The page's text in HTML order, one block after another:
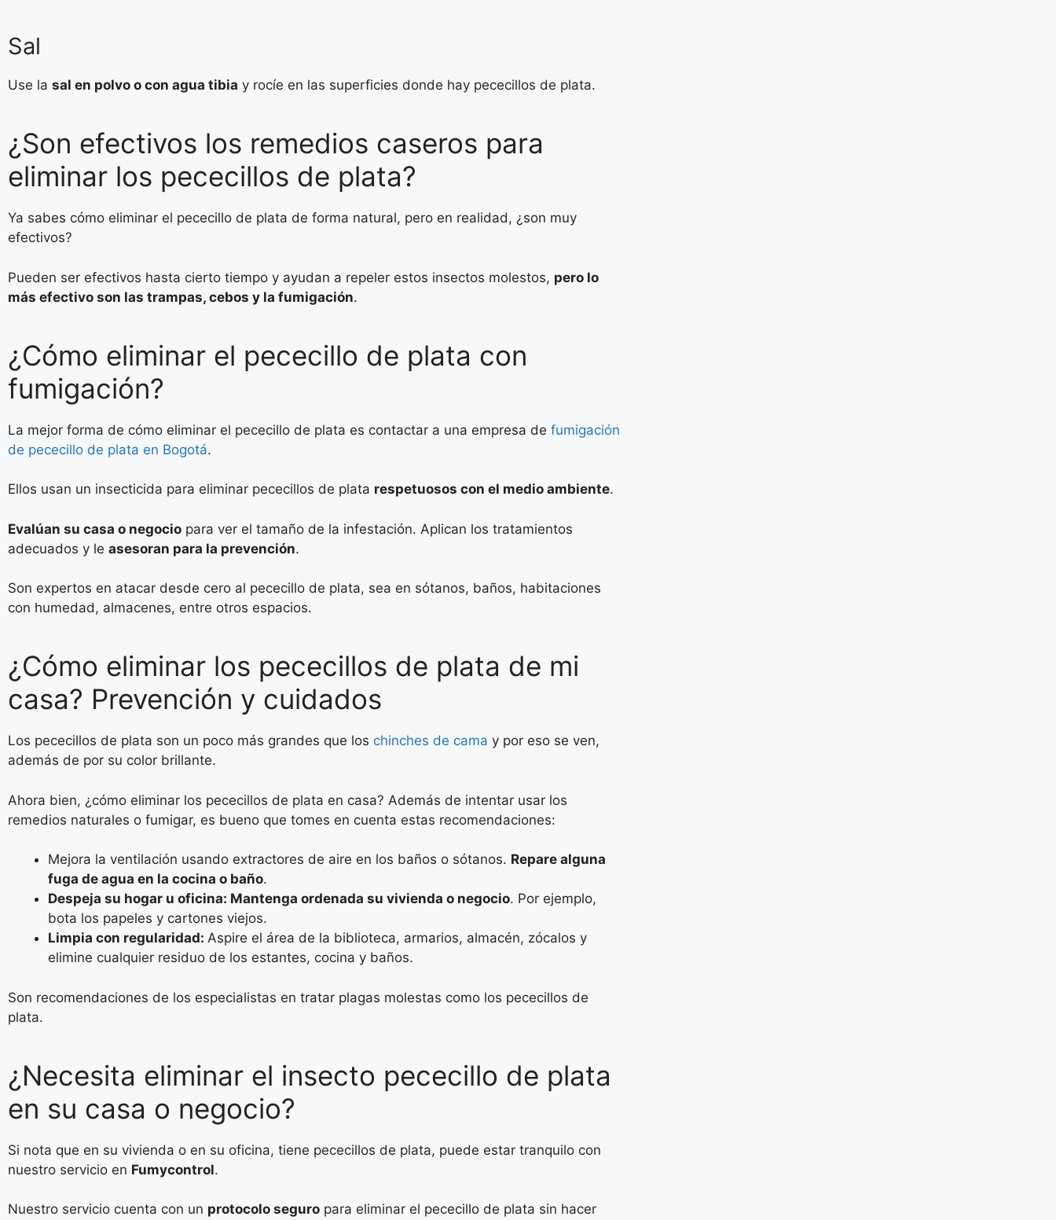
Sal
Use la sal en polvo o con agua tibia y rocíe en las superficies donde hay pececillos de plata.
¿Son efectivos los remedios caseros para
eliminar los pececillos de plata?
Ya sabes cómo eliminar el pececillo de plata de forma natural, pero en realidad, ¿son muy
efectivos?
Pueden ser efectivos hasta cierto tiempo y ayudan a repeler estos insectos molestos, pero lo
más efectivo son las trampas, cebos y la fumigación.
¿Cómo eliminar el pececillo de plata con
fumigación?
La mejor forma de cómo eliminar el pececillo de plata es contactar a una empresa de fumigación
de pececillo de plata en Bogotá.
Ellos usan un insecticida para eliminar pececillos de plata respetuosos con el medio ambiente.
Evalúan su casa o negocio para ver el tamaño de la infestación. Aplican los tratamientos
adecuados y le asesoran para la prevención.
Son expertos en atacar desde cero al pececillo de plata, sea en sótanos, baños, habitaciones
con humedad, almacenes, entre otros espacios.
¿Cómo eliminar los pececillos de plata de mi
casa? Prevención y cuidados
Los pececillos de plata son un poco más grandes que los chinches de cama y por eso se ven,
además de por su color brillante.
Ahora bien, ¿cómo eliminar los pececillos de plata en casa? Además de intentar usar los
remedios naturales o fumigar, es bueno que tomes en cuenta estas recomendaciones:
Mejora la ventilación usando extractores de aire en los baños o sótanos. Repare alguna
fuga de agua en la cocina o baño.
Despeja su hogar u oficina: Mantenga ordenada su vivienda o negocio. Por ejemplo,
bota los papeles y cartones viejos.
Limpia con regularidad: Aspire el área de la biblioteca, armarios, almacén, zócalos y
elimine cualquier residuo de los estantes, cocina y baños.
Son recomendaciones de los especialistas en tratar plagas molestas como los pececillos de
plata.
¿Necesita eliminar el insecto pececillo de plata
en su casa o negocio?
Si nota que en su vivienda o en su oficina, tiene pececillos de plata, puede estar tranquilo con
nuestro servicio en Fumycontrol.
Nuestro servicio cuenta con un protocolo seguro para eliminar el pececillo de plata sin hacer